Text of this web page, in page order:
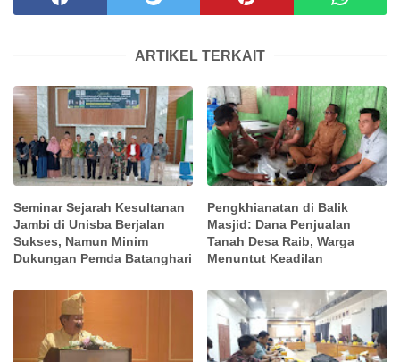
ARTIKEL TERKAIT
Seminar Sejarah Kesultanan
Jambi di Unisba Berjalan
Sukses, Namun Minim
Dukungan Pemda Batanghari
Pengkhianatan di Balik
Masjid: Dana Penjualan
Tanah Desa Raib, Warga
Menuntut Keadilan